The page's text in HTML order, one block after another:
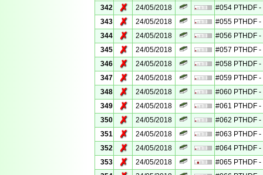
342
✗ 24/05/2018
#054 PTHDF
343
✗ 24/05/2018
#055 PTHDF
344
✗ 24/05/2018
#056 PTHDF
345
✗ 24/05/2018
#057 PTHDF
346
✗ 24/05/2018
#058 PTHDF
347
✗ 24/05/2018
#059 PTHDF
348
✗ 24/05/2018
#060 PTHDF
349
✗ 24/05/2018
#061 PTHDF
350
✗ 24/05/2018
#062 PTHDF
351
✗ 24/05/2018
#063 PTHDF
352
✗ 24/05/2018
#064 PTHDF
353
✗ 24/05/2018
#065 PTHDF